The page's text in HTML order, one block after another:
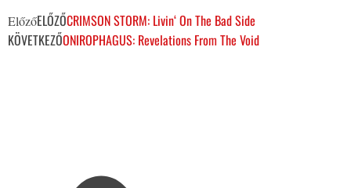
ElőzőELŐZŐCRIMSON STORM: Livin‘ On The Bad Side
KÖVETKEZŐONIROPHAGUS: Revelations From The Void